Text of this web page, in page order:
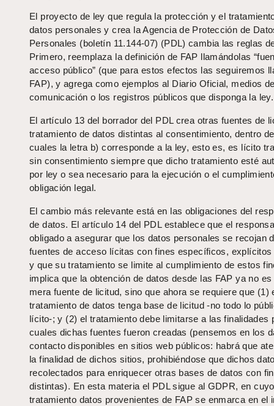
El proyecto de ley que regula la protección y el
datos personales y crea la Agencia de Protección de
Personales (boletín 11.144-07) (PDL) cambia las reglas
Primero, reemplaza la definición de FAP llamándolas
acceso público” (que para estos efectos las seguiremos
FAP), y agrega como ejemplos al Diario Oficial, medios
comunicación o los registros públicos que disponga la ley.
El artículo 13 del borrador del PDL crea otras fuentes de
tratamiento de datos distintas al consentimiento, dentro
cuales la letra b) corresponde a la ley, esto es, es lícito
sin consentimiento siempre que dicho tratamiento esté
por ley o sea necesario para la ejecución o el
obligación legal.
El cambio más relevante está en las obligaciones del
de datos. El artículo 14 del PDL establece que el
obligado a asegurar que los datos personales se recojan
fuentes de acceso lícitas con fines específicos,
y que su tratamiento se limite al cumplimiento de estos
implica que la obtención de datos desde las FAP ya no es
mera fuente de licitud, sino que ahora se requiere que (1)
tratamiento de datos tenga base de licitud -no todo lo
lícito-; y (2) el tratamiento debe limitarse a las finalidades
cuales dichas fuentes fueron creadas (pensemos en los
contacto disponibles en sitios web públicos: habrá que
la finalidad de dichos sitios, prohibiéndose que dichos
recolectados para enriquecer otras bases de datos con
distintas). En esta materia el PDL sigue al GDPR, en
tratamiento datos provenientes de FAP se enmarca en el